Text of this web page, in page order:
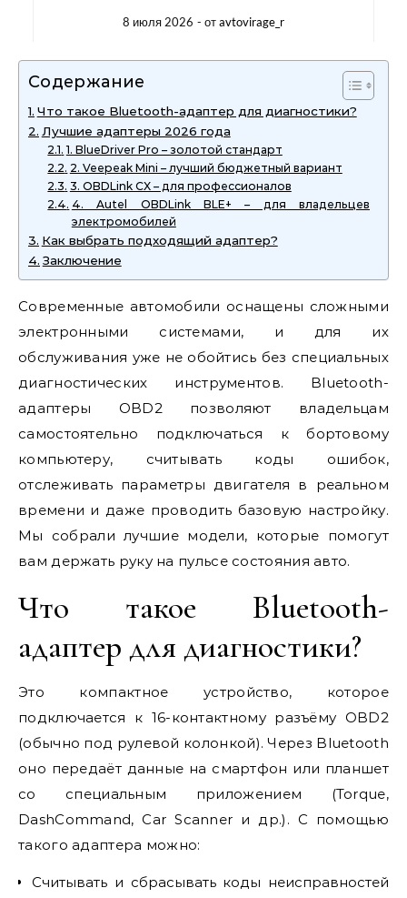
8 июля 2026 - отavtovirage_r
Содержание
Что такое Bluetooth-адаптер для диагностики?
Лучшие адаптеры 2026 года
1. BlueDriver Pro – золотой стандарт
2. Veepeak Mini – лучший бюджетный вариант
3. OBDLink CX – для профессионалов
4. Autel OBDLink BLE+ – для владельцев
электромобилей
Как выбрать подходящий адаптер?
Заключение
Современные автомобили оснащены сложными
электронными системами, и для их
обслуживания уже не обойтись без специальных
диагностических инструментов. Bluetooth-
адаптеры OBD2 позволяют владельцам
самостоятельно подключаться к бортовому
компьютеру, считывать коды ошибок,
отслеживать параметры двигателя в реальном
времени и даже проводить базовую настройку.
Мы собрали лучшие модели, которые помогут
вам держать руку на пульсе состояния авто.
Что такое Bluetooth-
адаптер для диагностики?
Это компактное устройство, которое
подключается к 16-контактному разъёму OBD2
(обычно под рулевой колонкой). Через Bluetooth
оно передаёт данные на смартфон или планшет
со специальным приложением (Torque,
DashCommand, Car Scanner и др.). С помощью
такого адаптера можно:
Считывать и сбрасывать коды неисправностей